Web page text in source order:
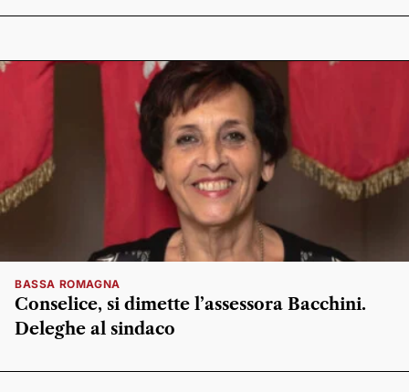
BASSA ROMAGNA
Conselice, si dimette l’assessora Bacchini.
Deleghe al sindaco